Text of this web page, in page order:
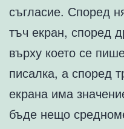
съгласие. Според
тъч екран, според
върху което се
писалка, а според
екрана има
бъде нещо